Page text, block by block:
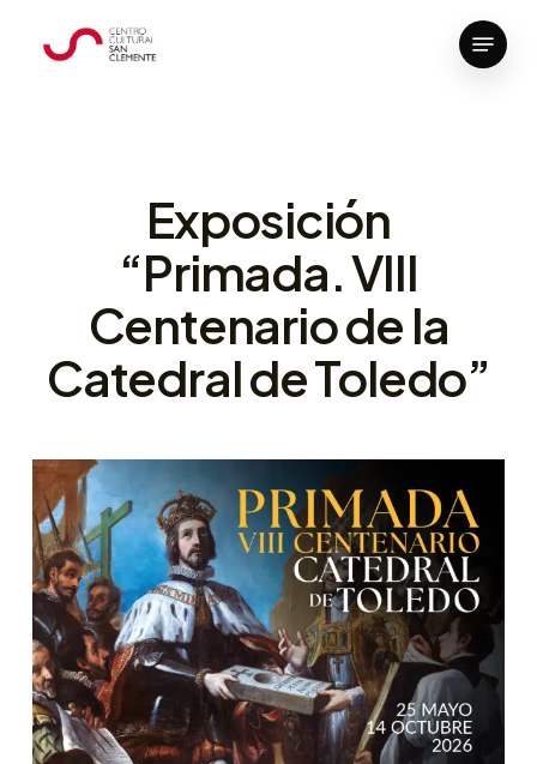
Menu
Exposición
“Primada. VIII
Centenario de la
Catedral de Toledo”
Close